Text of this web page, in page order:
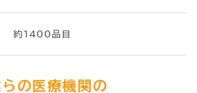
約1400品目
らの医療機関の